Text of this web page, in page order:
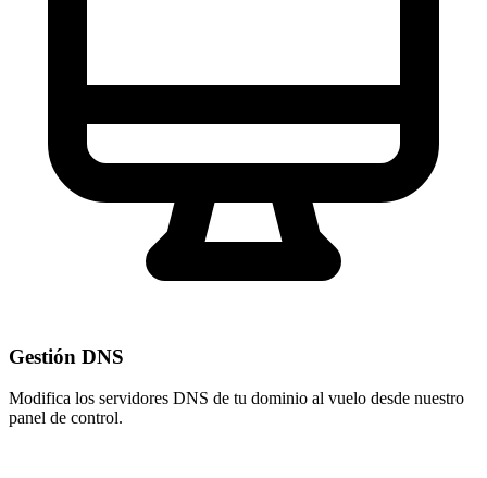
Gestión DNS
Modifica los servidores DNS de tu dominio al vuelo desde nuestro
panel de control.